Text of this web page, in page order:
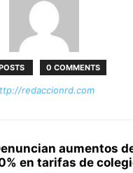
0 COMMENTS
redaccionrd.com
aumentos
en tarifas de